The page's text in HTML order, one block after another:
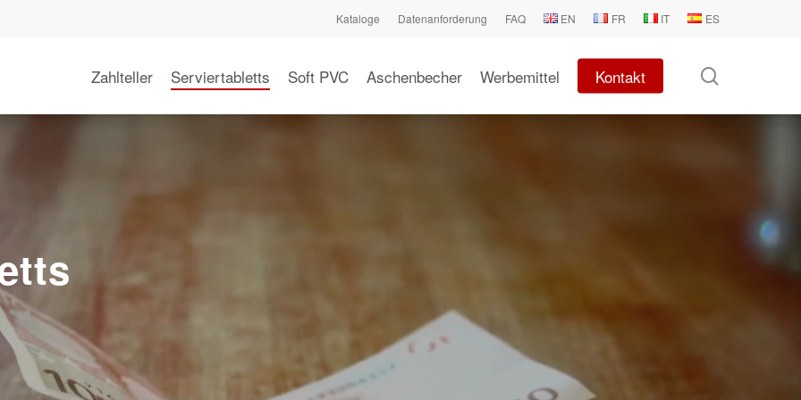
Kataloge Datenanforderung FAQ EN FR IT ES
Zahlteller Serviertabletts Soft PVC Aschenbecher Werbemittel Kontakt